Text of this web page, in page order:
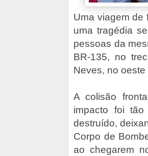
Uma viagem de
uma tragédia
pessoas da
BR-135, no
Neves, no oeste
A colisão
impacto foi
destruído,
Corpo de
ao chegarem